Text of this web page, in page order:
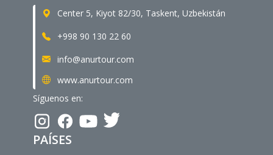
Center 5, Kiyot 82/30, Taskent, Uzbekistán
+998 90 130 22 60
info@anurtour.com
www.anurtour.com
Síguenos en:
PAÍSES